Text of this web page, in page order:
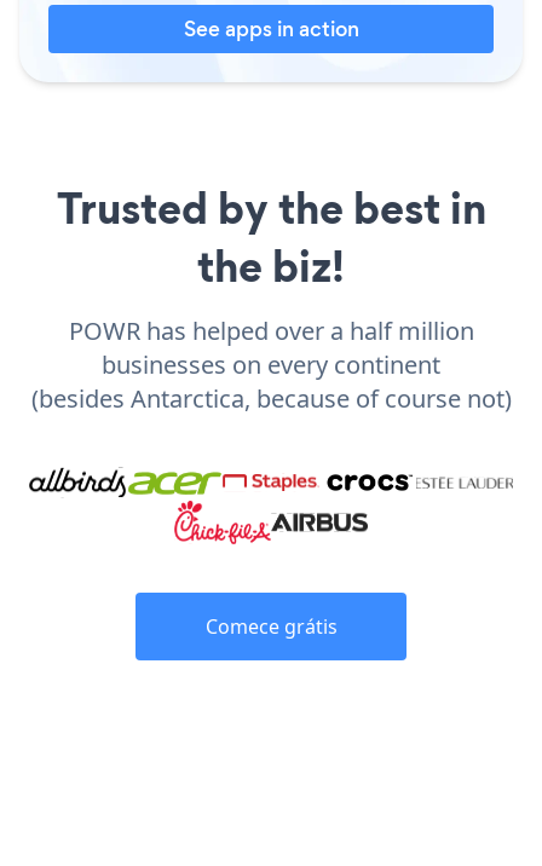
See apps in action
Trusted by the best in
the biz!
POWR has helped over a half million
businesses on every continent
(besides Antarctica, because of course not)
Comece grátis